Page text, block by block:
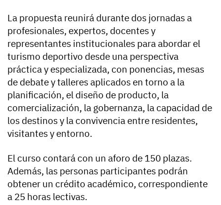
La propuesta reunirá durante dos jornadas a
profesionales, expertos, docentes y
representantes institucionales para abordar el
turismo deportivo desde una perspectiva
práctica y especializada, con ponencias, mesas
de debate y talleres aplicados en torno a la
planificación, el diseño de producto, la
comercialización, la gobernanza, la capacidad de
los destinos y la convivencia entre residentes,
visitantes y entorno.
El curso contará con un aforo de 150 plazas.
Además, las personas participantes podrán
obtener un crédito académico, correspondiente
a 25 horas lectivas.